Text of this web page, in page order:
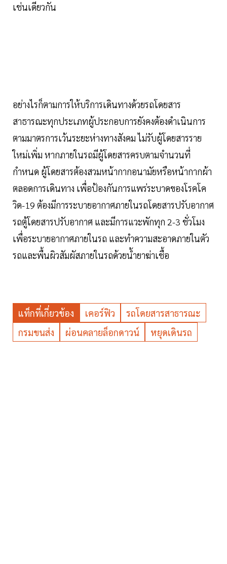
เช่นเดียวกัน
อย่างไรก็ตามการให้บริการเดินทางด้วยรถโดยสาร
สาธารณะทุกประเภทผู้ประกอบการยังคงต้องดำเนินการ
ตามมาตรการเว้นระยะห่างทางสังคม ไม่รับผู้โดยสารราย
ใหม่เพิ่ม หากภายในรถมีผู้โดยสารครบตามจำนวนที่
กำหนด ผู้โดยสารต้องสวมหน้ากากอนามัยหรือหน้ากากผ้า
ตลอดการเดินทาง เพื่อป้องกันการแพร่ระบาดของโรคโค
วิด-19 ต้องมีการระบายอากาศภายในรถโดยสารปรับอากาศ
รถตู้โดยสารปรับอากาศ และมีการแวะพักทุก 2-3 ชั่วโมง
เพื่อระบายอากาศภายในรถ และทำความสะอาดภายในตัว
รถและพื้นผิวสัมผัสภายในรถด้วยน้ำยาฆ่าเชื้อ
แท็กที่เกี่ยวข้อง เคอร์ฟิว
รถโดยสารสาธารณะ
กรมขนส่ง
ผ่อนคลายล็อกดาวน์ หยุดเดินรถ